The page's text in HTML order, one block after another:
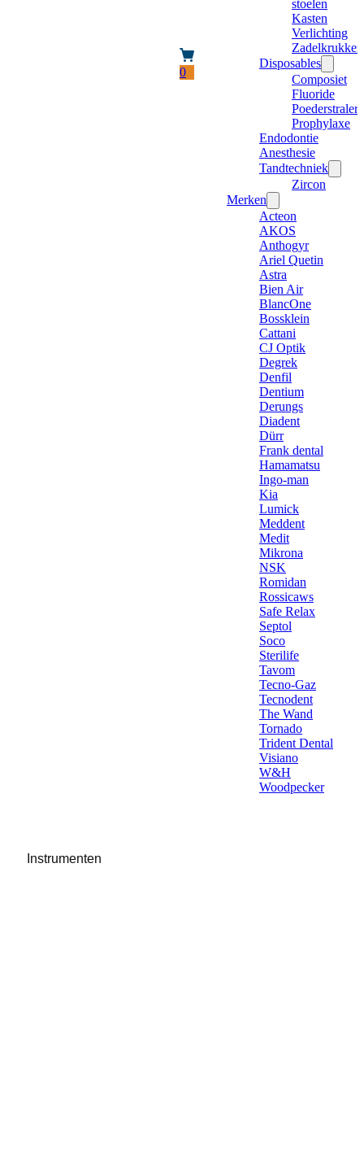
0
stoelen
Kasten
Verlichting
Zadelkrukken
Disposables
Composiet
Fluoride
Poederstraler
Prophylaxe
Endodontie
Anesthesie
Tandtechniek
Zircon
Merken
Acteon
AKOS
Anthogyr
Ariel Quetin
Astra
Bien Air
BlancOne
Bossklein
Cattani
CJ Optik
Degrek
Denfil
Dentium
Derungs
Diadent
Dürr
Frank dental
Hamamatsu
Ingo-man
Kia
Lumick
Meddent
Medit
Mikrona
NSK
Romidan
Rossicaws
Safe Relax
Septol
Soco
Sterilife
Tavom
Tecno-Gaz
Tecnodent
The Wand
Tornado
Trident Dental
Visiano
W&H
Woodpecker
Instrumenten